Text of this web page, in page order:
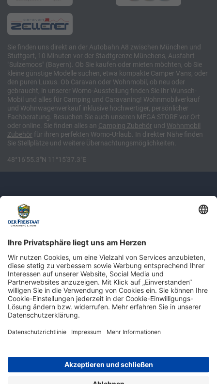
Sie finden uns direkt an der Autobahn A8 zwischen München und
Stuttgart, 10 Minuten vor der Stadtgrenze Münchens, Ausfahrt
"Sulzemoos" (Bayern). Ob Sie kaufen oder mieten möchten, ob Sie
kleine günstige Modelle suchen, etwa kompakte Camper Vans, oder
den puren Luxus. Ob Caravan oder Wohnmobil, ob neu oder
gebraucht, in unserer Womo-Ausstellung finden Sie Ihr Wunsch-
Mobil und alles für Camping und Caravaning! Wohnmobilverkauf
und Wohnwagenverkauf inklusive hochwertiger, persönlicher
Fachberatung. Besuchen Sie auch unseren MEGA STORE vor Ort
oder online. Sie finden alles an Camping Zubehör und Wohnmobil
Zubehör für ihren perfekten Womo-Urlaub. In direkter Nähe finden
Sie Stellplätze und weitere Übernachtungsmöglichkeiten.
48°16'55.3"N 11°15'37.3"E
Newsletter: Jetzt auf
shop.derfreistaat.de anmelden und
einen 5€ Gutschein für unseren Online-
Shop erhalten!*
Impressum Datenschutz Barrierefreiheit